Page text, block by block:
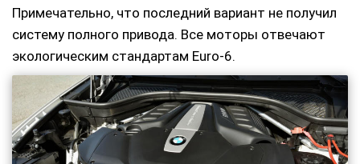
Примечательно, что последний вариант не получил
систему полного привода. Все моторы отвечают
экологическим стандартам Euro-6.